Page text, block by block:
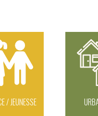
/ JEUNESSE